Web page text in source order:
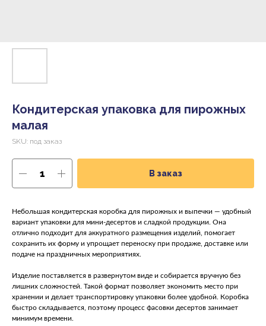
Кондитерская упаковка для пирожных
малая
SKU: под заказ
В заказ
Небольшая кондитерская коробка для пирожных и выпечки — удобный
вариант упаковки для мини-десертов и сладкой продукции. Она
отлично подходит для аккуратного размещения изделий, помогает
сохранить их форму и упрощает переноску при продаже, доставке или
подаче на праздничных мероприятиях.
Изделие поставляется в развернутом виде и собирается вручную без
лишних сложностей. Такой формат позволяет экономить место при
хранении и делает транспортировку упаковки более удобной. Коробка
быстро складывается, поэтому процесс фасовки десертов занимает
минимум времени.